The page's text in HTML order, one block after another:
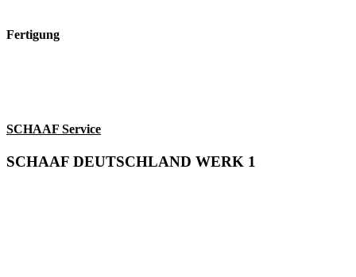
Fertigung
SCHAAF Service
SCHAAF DEUTSCHLAND WERK 1